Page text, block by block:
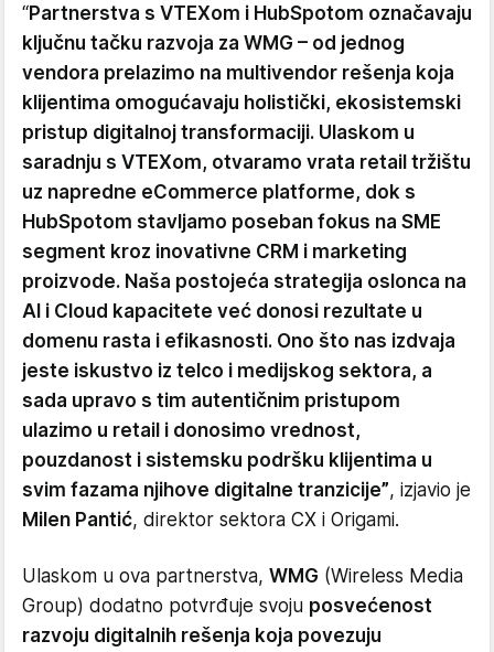
“Partnerstva s VTEXom i HubSpotom označavaju
ključnu tačku razvoja za WMG – od jednog
vendora prelazimo na multivendor rešenja koja
klijentima omogućavaju holistički, ekosistemski
pristup digitalnoj transformaciji. Ulaskom u
saradnju s VTEXom, otvaramo vrata retail tržištu
uz napredne eCommerce platforme, dok s
HubSpotom stavljamo poseban fokus na SME
segment kroz inovativne CRM i marketing
proizvode. Naša postojeća strategija oslonca na
AI i Cloud kapacitete već donosi rezultate u
domenu rasta i efikasnosti. Ono što nas izdvaja
jeste iskustvo iz telco i medijskog sektora, a
sada upravo s tim autentičnim pristupom
ulazimo u retail i donosimo vrednost,
pouzdanost i sistemsku podršku klijentima u
svim fazama njihove digitalne tranzicije”, izjavio je
Milen Pantić, direktor sektora CX i Origami.
Ulaskom u ova partnerstva, WMG (Wireless Media
Group) dodatno potvrđuje svoju posvećenost
razvoju digitalnih rešenja koja povezuju